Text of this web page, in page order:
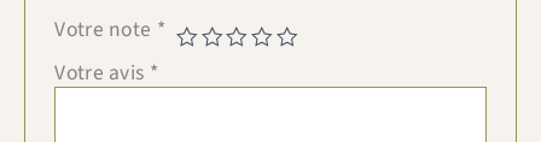
Votre note *
Votre avis *